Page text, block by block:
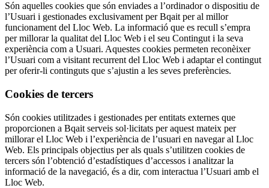
Són aquelles cookies que són enviades a l’ordinador o dispositiu de
l’Usuari i gestionades exclusivament per Bqait per al millor
funcionament del Lloc Web. La informació que es recull s’empra
per millorar la qualitat del Lloc Web i el seu Contingut i la seva
experiència com a Usuari. Aquestes cookies permeten reconèixer
l’Usuari com a visitant recurrent del Lloc Web i adaptar el contingut
per oferir-li continguts que s’ajustin a les seves preferències.
Cookies de tercers
Són cookies utilitzades i gestionades per entitats externes que
proporcionen a Bqait serveis sol·licitats per aquest mateix per
millorar el Lloc Web i l’experiència de l’usuari en navegar al Lloc
Web. Els principals objectius per als quals s’utilitzen cookies de
tercers són l’obtenció d’estadístiques d’accessos i analitzar la
informació de la navegació, és a dir, com interactua l’Usuari amb el
Lloc Web.